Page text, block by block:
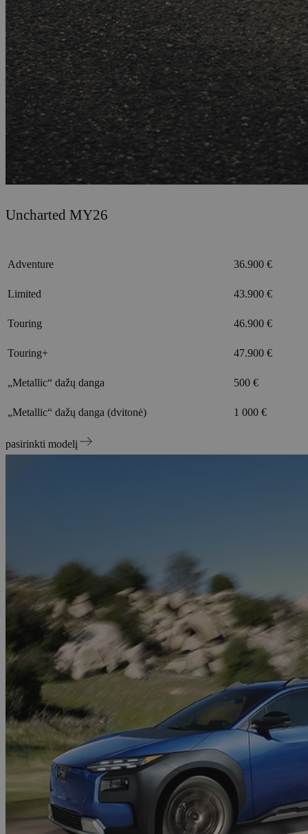
Uncharted MY26
Adventure 36.900 €
Limited 43.900 €
Touring 46.900 €
Touring+ 47.900 €
„Metallic“ dažų danga 500 €
„Metallic“ dažų danga (dvitonė) 1 000 €
pasirinkti modelį